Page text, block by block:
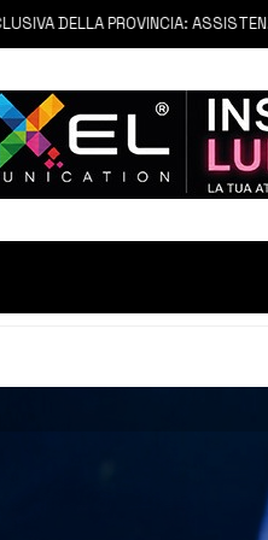
DELLA PROVINCIA: ASSISTENZA